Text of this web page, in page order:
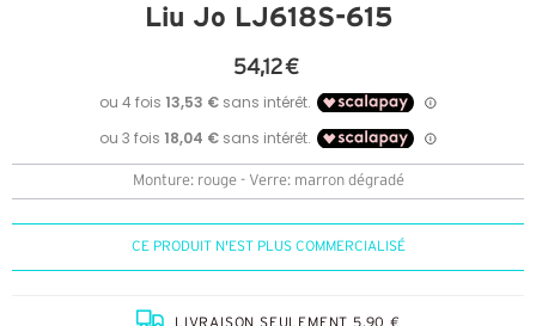
Liu Jo LJ618S-615
54,12 €
Monture: rouge - Verre: marron dégradé
CE PRODUIT N'EST PLUS COMMERCIALISÉ
LIVRAISON SEULEMENT 5,90 €